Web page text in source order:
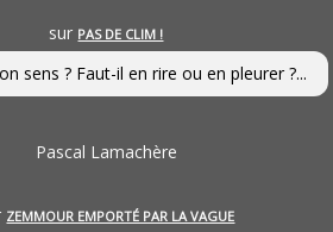
sur PAS DE CLIM !
sens ? Faut-il en rire ou en pleurer ?...
Pascal Lamachère
ZEMMOUR EMPORTÉ PAR LA VAGUE